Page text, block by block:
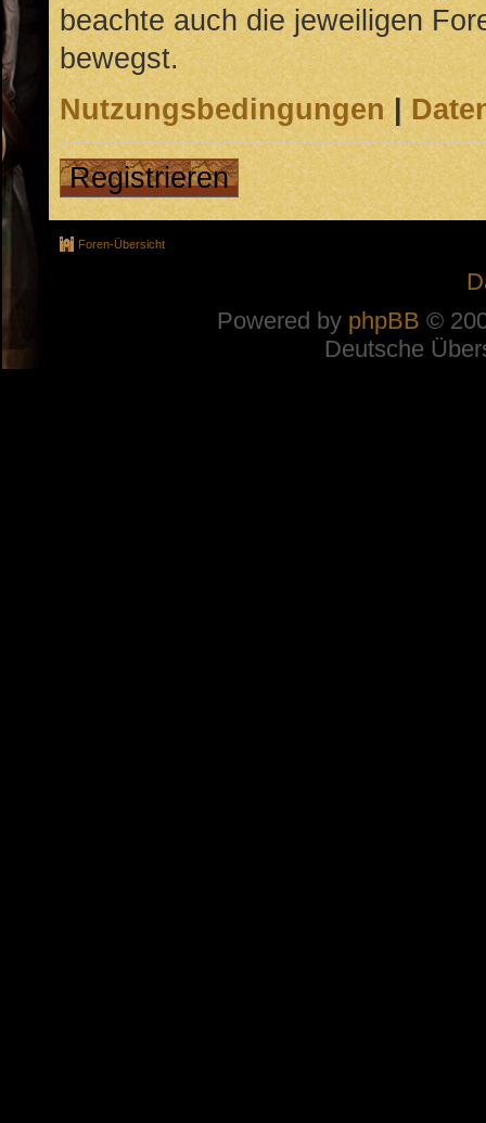
beachte auch die jeweiligen
bewegst.
Nutzungsbedingungen|
Registrieren
Foren-Übersicht
Powered by phpBB ©
Deutsche